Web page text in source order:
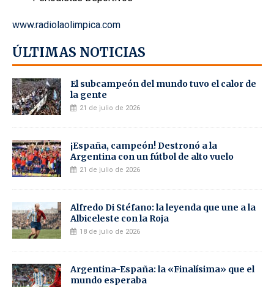
www.radiolaolimpica.com
ÚLTIMAS NOTICIAS
El subcampeón del mundo tuvo el calor de
la gente
21 de julio de 2026
¡España, campeón! Destronó a la
Argentina con un fútbol de alto vuelo
21 de julio de 2026
Alfredo Di Stéfano: la leyenda que une a la
Albiceleste con la Roja
18 de julio de 2026
Argentina-España: la «Finalísima» que el
mundo esperaba